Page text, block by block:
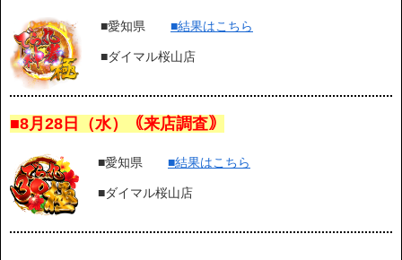
■愛知県 ■結果はこちら
■ダイマル桜山店
■8月28日（水）｟来店調査｠
■愛知県 ■結果はこちら
■ダイマル桜山店